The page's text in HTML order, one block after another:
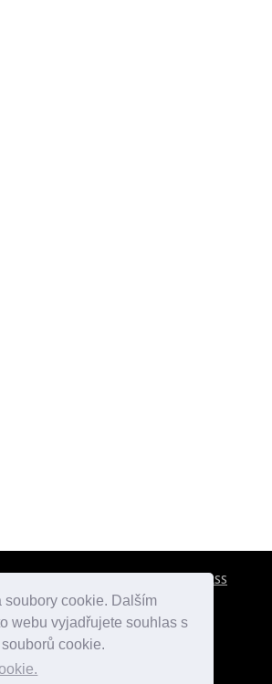
soubory cookie. Dalším
webu vyjadřujete souhlas s
cookie.
RSS
atlaspamatek.info